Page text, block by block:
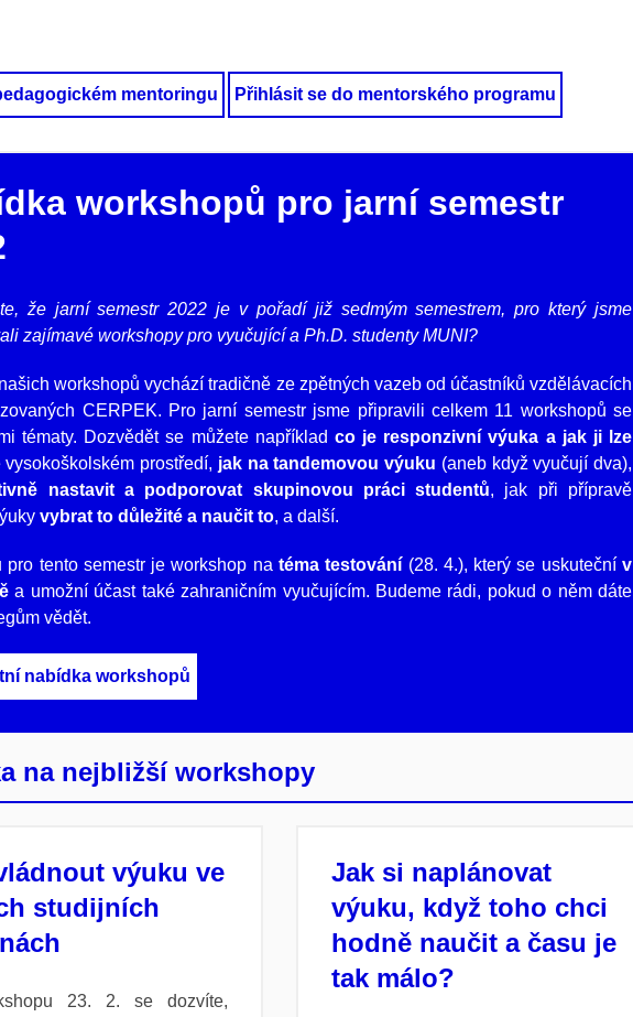
mentoringu Přihlásit se do mentorského programu
workshopů pro jarní semestr
že jarní semestr 2022 je v pořadí již sedmým semestrem, pro který jsme
zajímavé workshopy pro vyučující a Ph.D. studenty MUNI?
workshopů vychází tradičně ze zpětných vazeb od účastníků vzdělávacích
CERPEK. Pro jarní semestr jsme připravili celkem 11 workshopů se
tématy. Dozvědět se můžete například co je responzivní výuka a jak ji lze
vysokoškolském prostředí, jak na tandemovou výuku (aneb když vyučují dva),
nastavit a podporovat skupinovou práci studentů, jak při přípravě
vybrat to důležité a naučit to, a další.
pro tento semestr je workshop na téma testování (28. 4.), který se uskutečnív
a umožní účast také zahraničním vyučujícím. Budeme rádi, pokud o něm dáte
vědět.
nabídka workshopů
na nejbližší workshopy
výuku ve
studijních
23. 2. se dozvíte,
Jak si naplánovat
výuku, když toho chci
hodně naučit a času je
tak málo?